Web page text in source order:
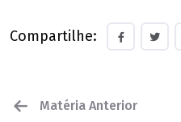
Compartilhe:
Matéria Anterior